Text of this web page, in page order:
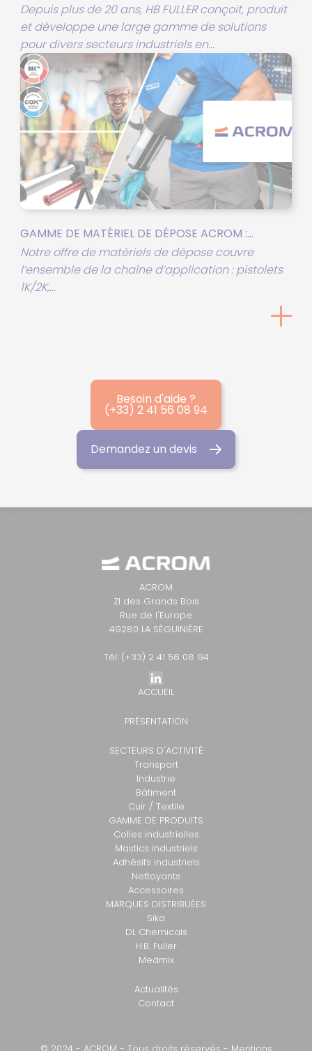
Depuis plus de 20 ans, HB FULLER conçoit, produit
et développe une large gamme de solutions
pour divers secteurs industriels en...
GAMME DE MATÉRIEL DE DÉPOSE ACROM :...
Notre offre de matériels de dépose couvre
l’ensemble de la chaîne d’application : pistolets
1K/2K,...
Besoin d'aide ?
(+33) 2 41 56 08 94
Demandez un devis
ACROM
ZI des Grands Bois
Rue de l'Europe
49280 LA SÉGUINIÈRE
Tél: (+33) 2 41 56 08 94
ACCUEIL
PRÉSENTATION
SECTEURS D'ACTIVITÉ
Transport
Industrie
Bâtiment
Cuir / Textile
GAMME DE PRODUITS
Colles industrielles
Mastics industriels
Adhésifs industriels
Nettoyants
Accessoires
MARQUES DISTRIBUÉES
Sika
DL Chemicals
H.B. Fuller
Medmix
Actualités
Contact